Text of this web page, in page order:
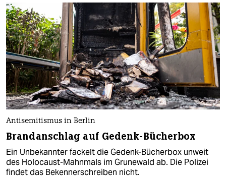
Antisemitismus in Berlin
Brandanschlag auf Gedenk-Bücherbox
Ein Unbekannter fackelt die Gedenk-Bücherbox unweit
des Holocaust-Mahnmals im Grunewald ab. Die Polizei
findet das Bekennerschreiben nicht.